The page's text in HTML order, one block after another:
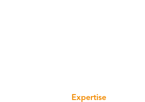
Expertise